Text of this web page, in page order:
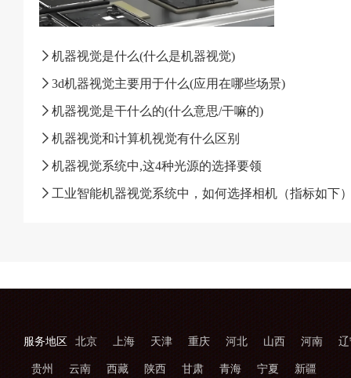
机器视觉是什么(什么是机器视觉)
3d机器视觉主要用于什么(应用在哪些场景)
机器视觉是干什么的(什么意思/干嘛的)
机器视觉和计算机视觉有什么区别
机器视觉系统中,这4种光源的选择要领
工业智能机器视觉系统中，如何选择相机（指标如下
服务地区 北京 上海 天津 重庆 河北 山西 河南
贵州 云南 西藏 陕西 甘肃 青海 宁夏 新疆